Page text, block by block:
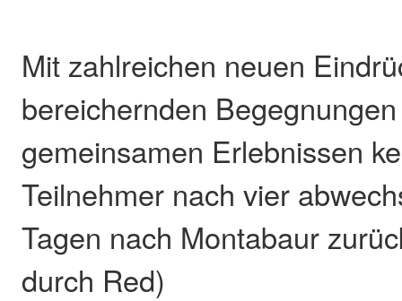
Mit zahlreichen neuen
bereichernden
gemeinsamen Erlebnissen
Teilnehmer nach vier
Tagen nach Montabaur
durch Red)